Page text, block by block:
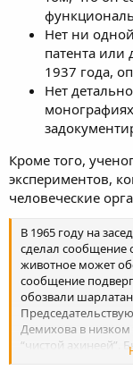
Нет ни
патента или
1937 года,
Нет
Кроме того,
экспериментов,
человеческие
В 1965 году на
сделал сообщение
животное может
сообщение
обозвали
Демихова в низком
“чистой ахинеей”.
обращение в